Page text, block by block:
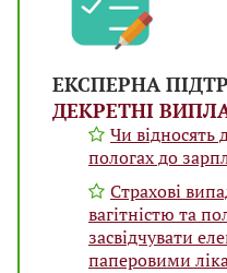
ЕКСПЕРНА
ДЕКРЕТНІ
Чи відносять
пологах до
Страхові
вагітністю та
засвідчувати
паперовими